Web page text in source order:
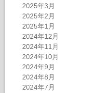
2025年3月
2025年2月
2025年1月
2024年12月
2024年11月
2024年10月
2024年9月
2024年8月
2024年7月